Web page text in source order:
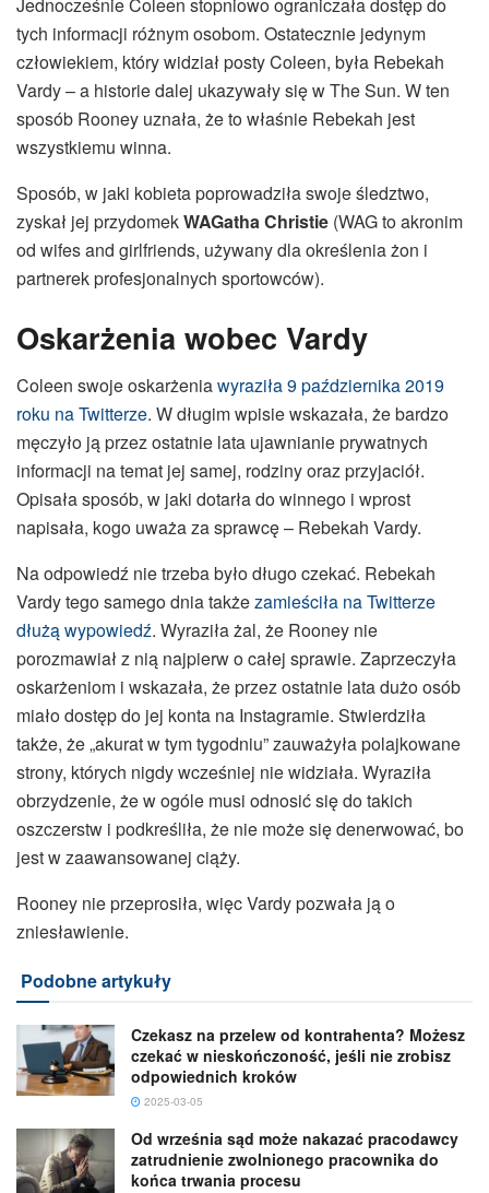
Jednocześnie Coleen stopniowo ograniczała dostęp do
tych informacji różnym osobom. Ostatecznie jedynym
człowiekiem, który widział posty Coleen, była Rebekah
Vardy – a historie dalej ukazywały się w The Sun. W ten
sposób Rooney uznała, że to właśnie Rebekah jest
wszystkiemu winna.
Sposób, w jaki kobieta poprowadziła swoje śledztwo,
zyskał jej przydomekWAGatha Christie (WAG to akronim
od wifes and girlfriends, używany dla określenia żon i
partnerek profesjonalnych sportowców).
Oskarżenia wobec Vardy
Coleen swoje oskarżeniawyraziła 9 października 2019
roku na Twitterze. W długim wpisie wskazała, że bardzo
męczyło ją przez ostatnie lata ujawnianie prywatnych
informacji na temat jej samej, rodziny oraz przyjaciół.
Opisała sposób, w jaki dotarła do winnego i wprost
napisała, kogo uważa za sprawcę – Rebekah Vardy.
Na odpowiedź nie trzeba było długo czekać. Rebekah
Vardy tego samego dnia takżezamieściła na Twitterze
dłużą wypowiedź. Wyraziła żal, że Rooney nie
porozmawiał z nią najpierw o całej sprawie. Zaprzeczyła
oskarżeniom i wskazała, że przez ostatnie lata dużo osób
miało dostęp do jej konta na Instagramie. Stwierdziła
także, że „akurat w tym tygodniu” zauważyła polajkowane
strony, których nigdy wcześniej nie widziała. Wyraziła
obrzydzenie, że w ogóle musi odnosić się do takich
oszczerstw i podkreśliła, że nie może się denerwować, bo
jest w zaawansowanej ciąży.
Rooney nie przeprosiła, więc Vardy pozwała ją o
zniesławienie.
Podobne artykuły
Czekasz na przelew od kontrahenta? Możesz
czekać w nieskończoność, jeśli nie zrobisz
odpowiednich kroków
2025-03-05
Od września sąd może nakazać pracodawcy
zatrudnienie zwolnionego pracownika do
końca trwania procesu